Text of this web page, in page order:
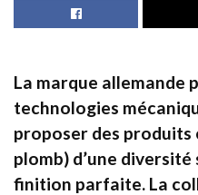
La marque allemande
technologies
proposer des produits
plomb) d’une
finition parfaite. La